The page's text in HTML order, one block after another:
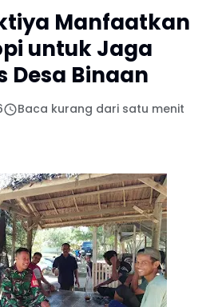
Manfaatkan
untuk Jaga
Desa Binaan
Baca kurang dari satu menit